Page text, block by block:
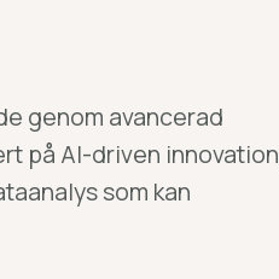
genom avancerad
på AI-driven innovation
som kan